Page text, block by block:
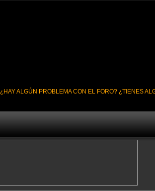
¿HAY ALGÚN PROBLEMA CON EL FORO? ¿TIENES